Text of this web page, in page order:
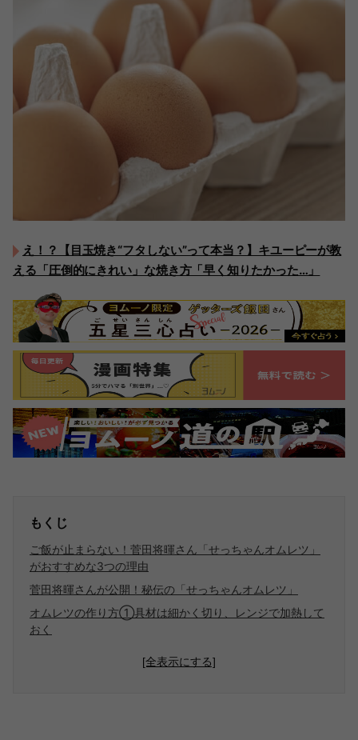
え！？【目玉焼き“フタしない”って本当？】キユーピーが教
える「圧倒的にきれい」な焼き方「早く知りたかった…」
もくじ
ご飯が止まらない！菅田将暉さん「せっちゃんオムレツ」
がおすすめな3つの理由
菅田将暉さんが公開！秘伝の「せっちゃんオムレツ」
オムレツの作り方①具材は細かく切り、レンジで加熱して
おく
[全表示にする]